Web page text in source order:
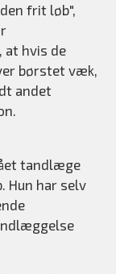
frit løb",
at hvis de
børstet væk,
andet
tandlæge
Hun har selv